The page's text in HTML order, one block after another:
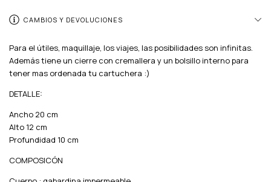
CAMBIOS Y DEVOLUCIONES
Para el útiles, maquillaje, los viajes, las posibilidades son infinitas.
Además tiene un cierre con cremallera y un bolsillo interno para
tener mas ordenada tu cartuchera :)
DETALLE:
Ancho 20 cm
Alto 12 cm
Profundidad 10 cm
COMPOSICÓN